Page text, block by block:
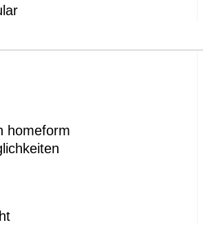
homeform